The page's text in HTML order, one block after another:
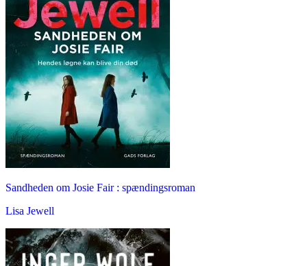
Sandheden om Josie Fair : spændingsroman
Lisa Jewell